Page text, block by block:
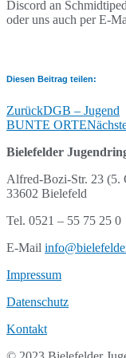
Discord an
oder uns auch per E-
Diesen Beitrag teilen:
ZurückDGB – Jugend
BUNTE ORTE
Bielefelder
Alfred-Bozi-Str. 23 (5.
33602 Bielefeld
Tel. 0521 – 55 75 25 0
E-Mail
Impressum
Datenschutz
Kontakt